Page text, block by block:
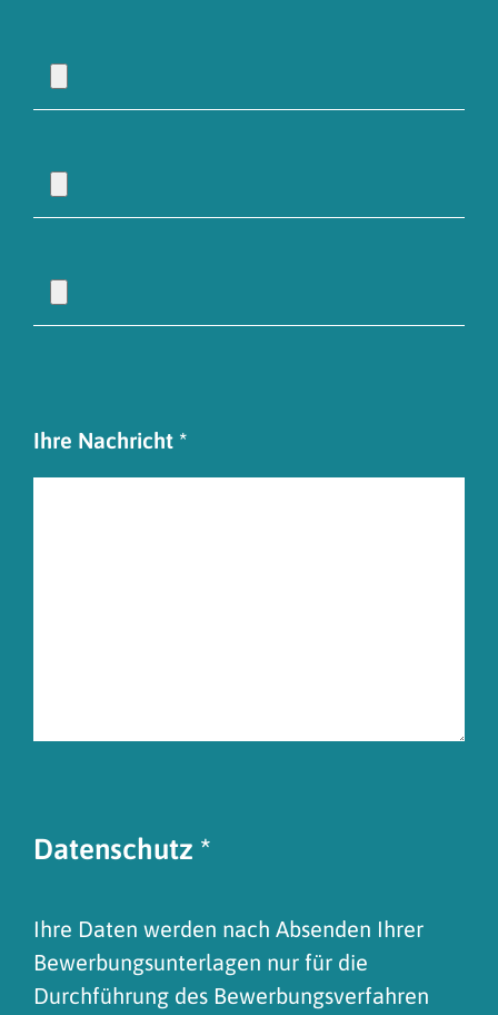
Ihre Nachricht *
Datenschutz *
Ihre Daten werden nach Absenden Ihrer
Bewerbungsunterlagen nur für die
Durchführung des Bewerbungsverfahren